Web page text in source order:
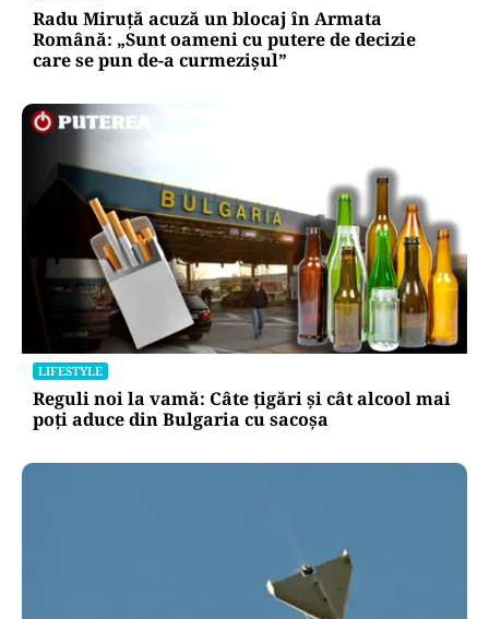
Radu Miruță acuză un blocaj în Armata
Română: „Sunt oameni cu putere de decizie
care se pun de-a curmezișul”
LIFESTYLE
Reguli noi la vamă: Câte țigări și cât alcool mai
poți aduce din Bulgaria cu sacoșa